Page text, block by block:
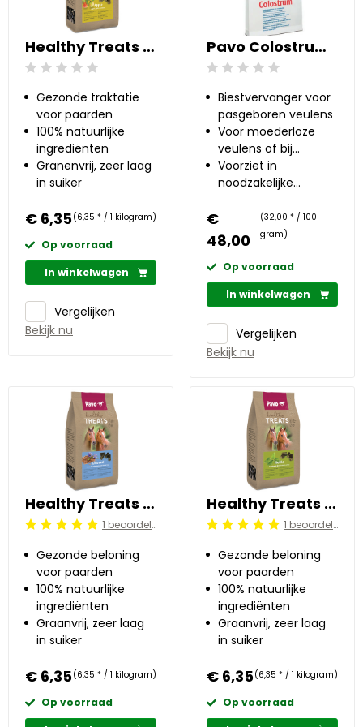
Healthy Treats - Appel 1 kg
Beoordeling: 0/5
Gezonde traktatie
voor paarden
100% natuurlijke
ingrediënten
Granenvrij, zeer laag
in suiker
€ 6,35(6,35 * / 1 kilogram)
Op voorraad
In winkelwagen
Vergelijken
Bekijk nu
Pavo Colostrum 0.1 kg
Beoordeling: 0/5
Biestvervanger voor
pasgeboren veulens
Voor moederloze
veulens of bij
onvoldoende
biestgift
Voorziet in
noodzakelijke
€
48,00
(32,00 * / 100
gram)
Op voorraad
In winkelwagen
Vergelijken
Bekijk nu
Healthy Treats - Lijnzaad 1 kg
Beoordeling: 5/5 1 beoordelingen
Gezonde beloning
voor paarden
100% natuurlijke
ingrediënten
Graanvrij, zeer laag
in suiker
€ 6,35(6,35 * / 1 kilogram)
Op voorraad
Healthy Treats - Brandnetel 1 kg
Beoordeling: 5/5 1 beoordelingen
Gezonde beloning
voor paarden
100% natuurlijke
ingrediënten
Graanvrij, zeer laag
in suiker
€ 6,35(6,35 * / 1 kilogram)
Op voorraad